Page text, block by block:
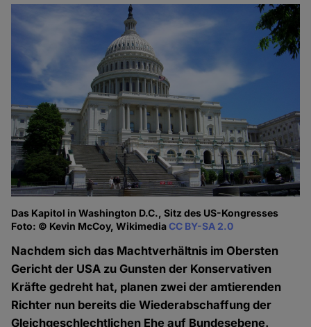
Das Kapitol in Washington D.C., Sitz des US-Kongresses
Foto: © Kevin McCoy, WikimediaCC BY-SA 2.0
Nachdem sich das Machtverhältnis im Obersten
Gericht der USA zu Gunsten der Konservativen
Kräfte gedreht hat, planen zwei der amtierenden
Richter nun bereits die Wiederabschaffung der
Gleichgeschlechtlichen Ehe auf Bundesebene.